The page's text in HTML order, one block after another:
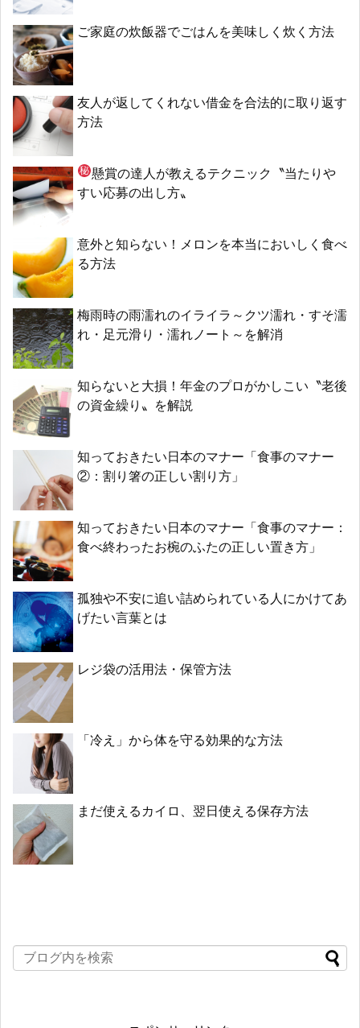
ご家庭の炊飯器でごはんを美味しく炊く方法
友人が返してくれない借金を合法的に取り返す
方法
懸賞の達人が教えるテクニック〝当たりや
すい応募の出し方〟
意外と知らない！メロンを本当においしく食べ
る方法
梅雨時の雨濡れのイライラ～クツ濡れ・すそ濡
れ・足元滑り・濡れノート～を解消
知らないと大損！年金のプロがかしこい〝老後
の資金繰り〟を解説
知っておきたい日本のマナー「食事のマナー
②：割り箸の正しい割り方」
知っておきたい日本のマナー「食事のマナー：
食べ終わったお椀のふたの正しい置き方」
孤独や不安に追い詰められている人にかけてあ
げたい言葉とは
レジ袋の活用法・保管方法
「冷え」から体を守る効果的な方法
まだ使えるカイロ、翌日使える保存方法